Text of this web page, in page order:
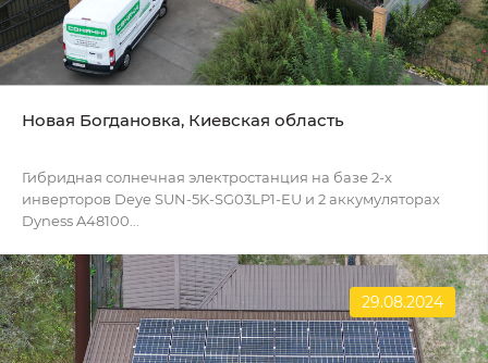
Новая Богдановка, Киевская область
Гибридная солнечная электростанция на базе 2-х
инверторов Deye SUN-5K-SG03LP1-EU и 2 аккумуляторах
Dyness A48100...
29.08.2024